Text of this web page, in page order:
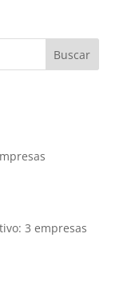
Buscar
3 empresas